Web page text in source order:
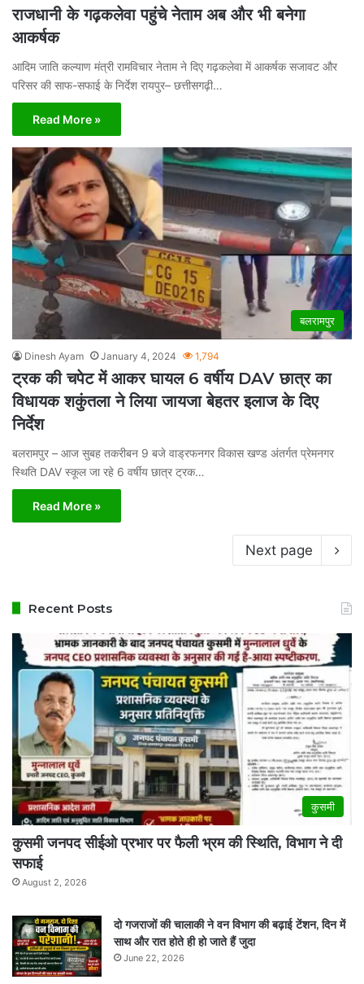
राजधानी के गढ़कलेवा पहुंचे नेताम अब और भी बनेगा
आकर्षक
आदिम जाति कल्याण मंत्री रामविचार नेताम ने दिए गढ़कलेवा में आकर्षक सजावट और
परिसर की साफ-सफाई के निर्देश रायपुर– छत्तीसगढ़ी…
Read More »
बलरामपुर
Dinesh Ayam January 4, 2024 1,794
ट्रक की चपेट में आकर घायल 6 वर्षीय DAV छात्र का
विधायक शकुंतला ने लिया जायजा बेहतर इलाज के दिए
निर्देश
बलरामपुर – आज सुबह तकरीबन 9 बजे वाड्रफनगर विकास खण्ड अंतर्गत प्रेमनगर
स्थिति DAV स्कूल जा रहे 6 वर्षीय छात्र ट्रक…
Read More »
Next page
Recent Posts
कुसमी
कुसमी जनपद सीईओ प्रभार पर फैली भ्रम की स्थिति, विभाग ने दी
सफाई
August 2, 2026
दो गजराजों की चालाकी ने वन विभाग की बढ़ाई टेंशन, दिन में
साथ और रात होते ही हो जाते हैं जुदा
June 22, 2026